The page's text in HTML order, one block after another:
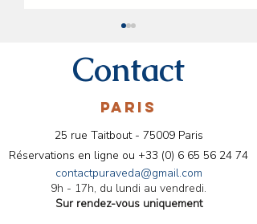
🌿 Bien-être Ayurvédique
en Novembre : Conseils
pour une Hygiène de Vie
Équilibrée 🍂
Contact
PARIS
25 rue Taitbout - 75009 Paris
Réservations en ligne ou +33 (0) 6 65 56 24 74
contactpuraveda@gmail.com
9h - 17h, du lundi au vendredi.
Sur rendez-vous uniquement